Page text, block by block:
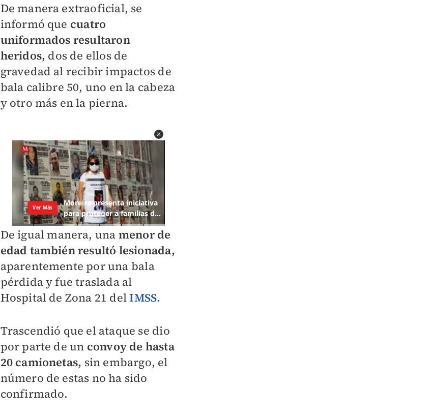
De manera extraoficial, se
informó que cuatro
uniformados resultaron
heridos, dos de ellos de
gravedad al recibir impactos de
bala calibre 50, uno en la cabeza
y otro más en la pierna.
De igual manera, una menor de
edad también resultó lesionada,
aparentemente por una bala
pérdida y fue traslada al
Hospital de Zona 21 delIMSS.
Trascendió que el ataque se dio
por parte de un convoy de hasta
20 camionetas, sin embargo, el
número de estas no ha sido
confirmado.